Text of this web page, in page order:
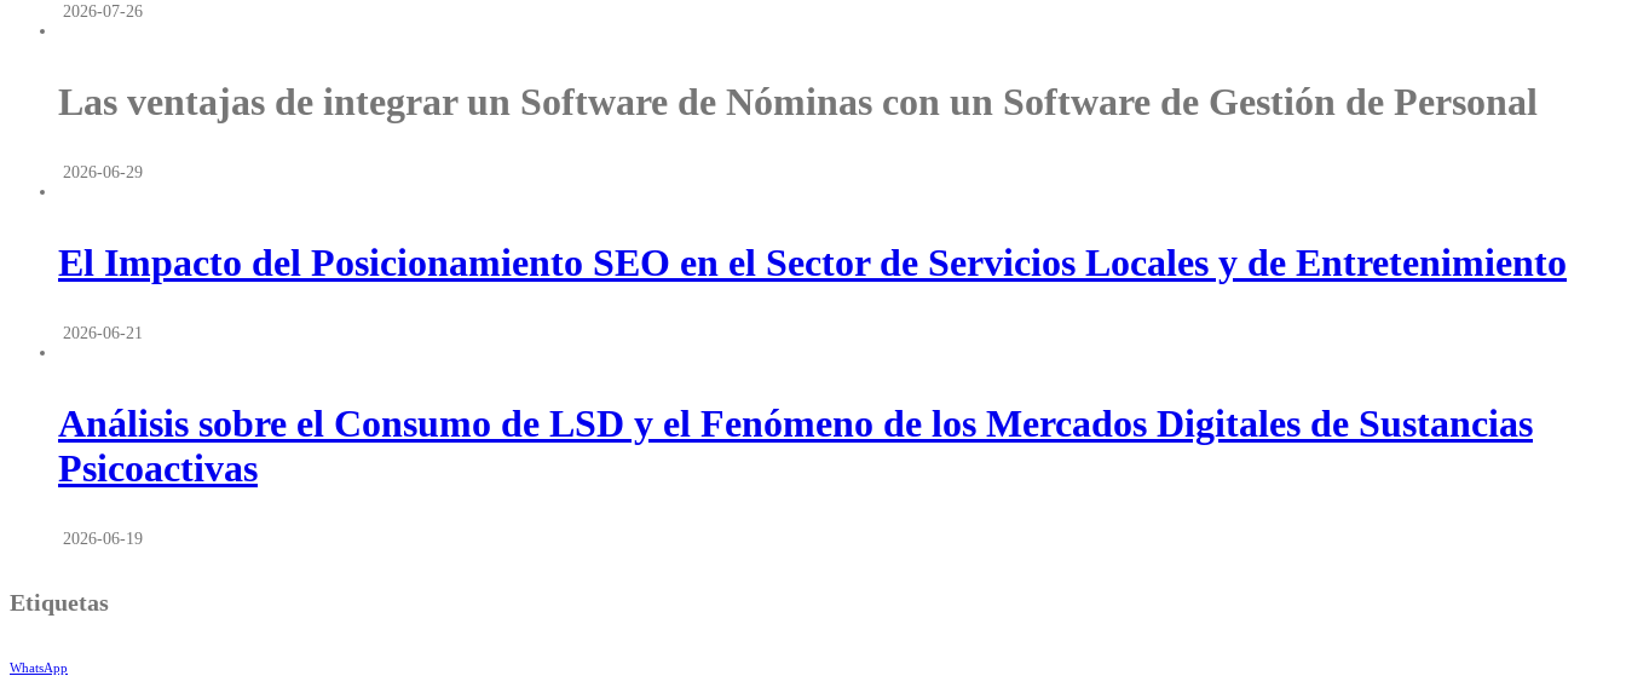
2026-07-26
Las ventajas de integrar un Software de Nóminas con un Software de Gestión de Personal
2026-06-29
El Impacto del Posicionamiento SEO en el Sector de Servicios Locales y de Entretenimiento
2026-06-21
Análisis sobre el Consumo de LSD y el Fenómeno de los Mercados Digitales de Sustancias
Psicoactivas
2026-06-19
Etiquetas
WhatsApp